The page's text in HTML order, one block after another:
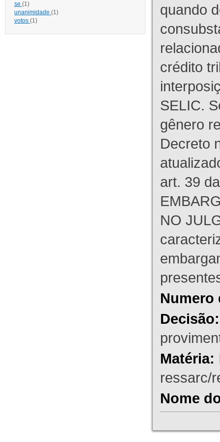
se (1)
unanimidade (1)
votos (1)
quando
crédito
SELIC.
gênero
Decreto
art. 39
NO
Numero
Decisão:
Matéria:
ressarc/
Nome